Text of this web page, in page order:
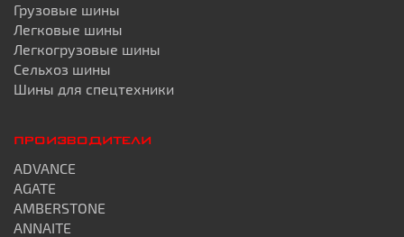
Грузовые шины
Легковые шины
Легкогрузовые шины
Сельхоз шины
Шины для спецтехники
ПРОИЗВОДИТЕЛИ
ADVANCE
AGATE
AMBERSTONE
ANNAITE